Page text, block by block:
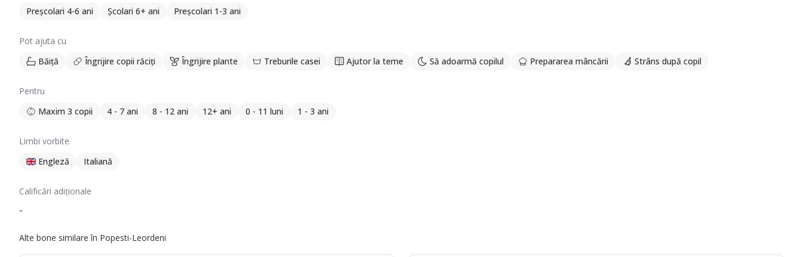
Preșcolari 4-6 ani
Școlari 6+ ani Preșcolari 1-3 ani
Pot ajuta cu
Băiță
Îngrijire copii răciți Îngrijire plante Treburile casei Ajutor la teme Să adoarmă copilul Prepararea mâncării Strâns după copil
Pentru
Maxim 3 copii
4 - 7 ani 8 - 12 ani 12+ ani 0 - 11 luni 1 - 3 ani
Limbi vorbite
Engleză
Italiană
Calificări adiționale
-
Alte bone similare în Popesti-Leordeni